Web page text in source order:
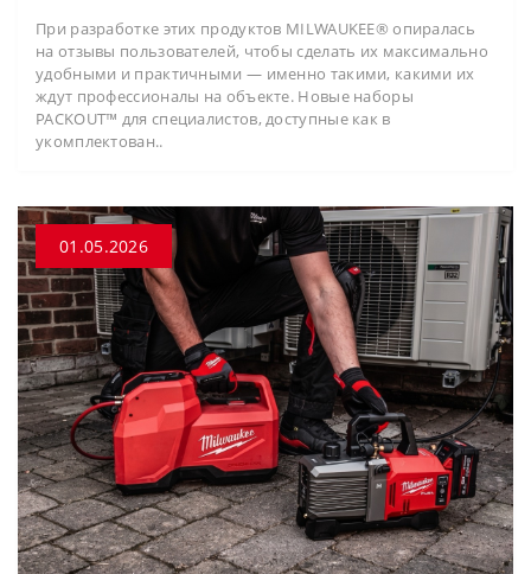
При разработке этих продуктов MILWAUKEE® опиралась
на отзывы пользователей, чтобы сделать их максимально
удобными и практичными — именно такими, какими их
ждут профессионалы на объекте. Новые наборы
PACKOUT™ для специалистов, доступные как в
укомплектован..
01.05.2026